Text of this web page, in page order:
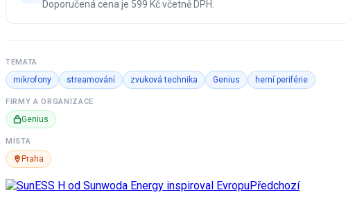
Doporučená cena je 599 Kč včetně DPH.
TÉMATA
mikrofony streamování zvuková technika Genius herní periférie
FIRMY A ORGANIZACE
Genius
MÍSTA
Praha
Předchozí